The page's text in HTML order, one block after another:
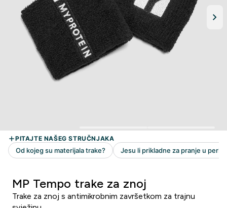
MP Tempo trake za znoj
Trake za znoj s antimikrobnim završetkom za trajnu